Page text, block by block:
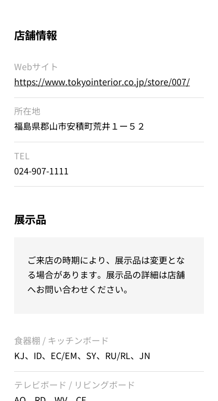
店舗情報
Webサイト
https://www.tokyointerior.co.jp/store/007/
所在地
福島県郡山市安積町荒井１ー５２
TEL
024-907-1111
展示品
ご来店の時期により、展示品は変更とな
る場合があります。展示品の詳細は店舗
へお問い合わせください。
食器棚 / キッチンボード
KJ、ID、EC/EM、SY、RU/RL、JN
テレビボード / リビングボード